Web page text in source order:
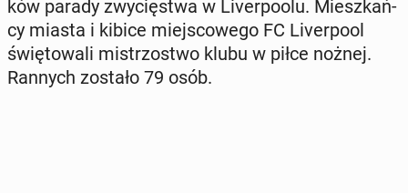
ków parady zwy­cię­stwa w Li­ver­po­olu. Miesz­kań­
cy miasta i kibice miej­sco­we­go FC Li­ver­po­ol
świę­to­wa­li mi­strzo­stwo klubu w piłce nożnej.
Rannych zostało 79 osób.